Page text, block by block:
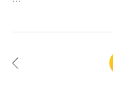
本文提出六項策略和解決